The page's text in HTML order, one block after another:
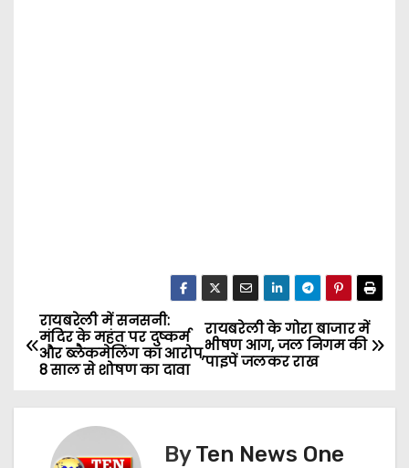
P
o
s
रायबरेली के गोरा बाजार में
भीषण आग, जल निगम की
पाइपें जलकर राख
रायबरेली में सनसनी:
मंदिर के महंत पर दुष्कर्म
और ब्लैकमेलिंग का आरोप,
8 साल से शोषण का दावा
ByTen News One